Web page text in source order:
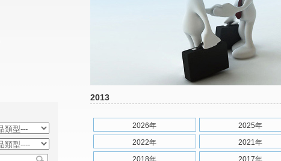
2013
2026年 2025年
2022年
2021年
2018年
2017年